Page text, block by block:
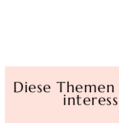
Diese